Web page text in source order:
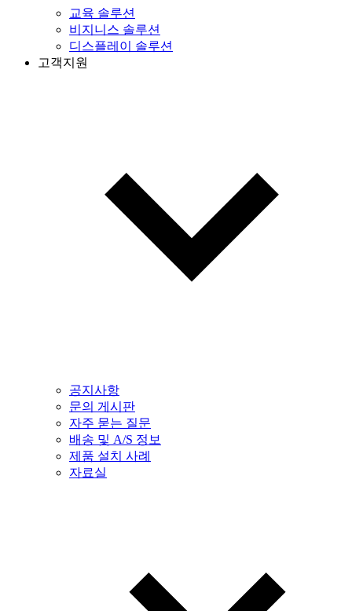
교육 솔루션
비지니스 솔루션
디스플레이 솔루션
고객지원
공지사항
문의 게시판
자주 묻는 질문
배송 및 A/S 정보
제품 설치 사례
자료실